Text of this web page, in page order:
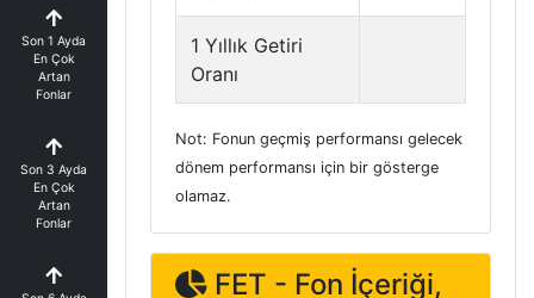
Son 1 Ayda
En Çok
Artan
Fonlar
Son 3 Ayda
En Çok
Artan
Fonlar
1 Yıllık Getiri
Oranı
Not: Fonun geçmiş performansı gelecek
dönem performansı için bir gösterge
olamaz.
FET - Fon İçeriği,